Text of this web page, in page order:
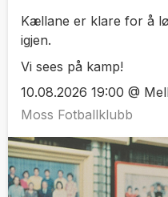
Kællane er klare for å
igjen.
Vi sees på kamp!
10.08.2026 19:00 @
Moss Fotballklubb